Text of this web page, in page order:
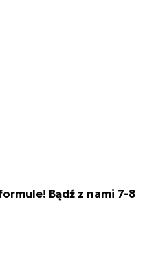
Bądź z nami 7-8